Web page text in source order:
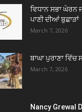
ਵਿਧਾਨ ਸਭਾ ਘੇਰਨ
ਪਾਣੀ ਦੀਆਂ ਬੁਛਾੜਾਂ
March 7, 2026
ਬਾਘਾ ਪੁਰਾਣਾ
March 7, 2026
Nancy Grewal